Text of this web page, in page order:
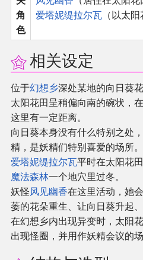
角
色
爱塔妮缇拉尔瓦 （以太
相关设定
位于幻想乡深处某地的向日葵
太阳花田呈稍偏向南的碗状，
这里有一定距离。
向日葵本身没有什么特别之处
精，是妖精们特别喜爱的场所。
爱塔妮缇拉尔瓦平时在太阳花
魔法森林一个地穴里过冬。
妖怪风见幽香在这里活动，她
萎的花朵重生、让向日葵升起
在幻想乡内出现异变时，太阳
出现怪圈，并用作妖精会议的场
其他形式同人
THB相关项目
THB策划
THB衍生
THB媒体
THB协力
其他
联系管理员